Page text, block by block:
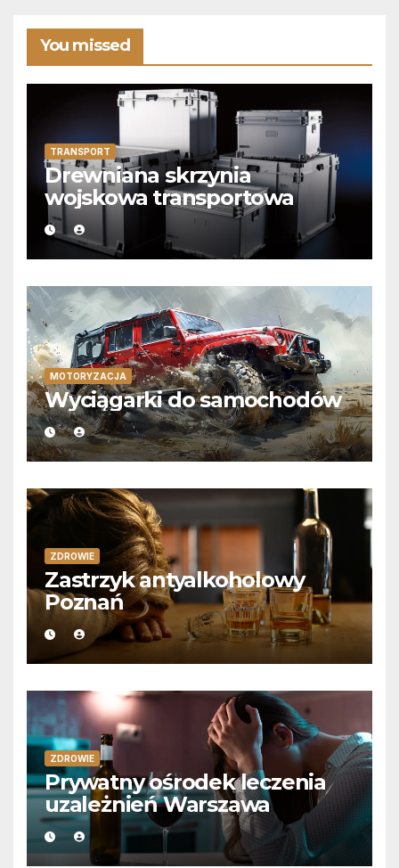
You missed
TRANSPORT
Drewniana skrzynia
wojskowa transportowa
MOTORYZACJA
Wyciągarki do samochodów
ZDROWIE
Zastrzyk antyalkoholowy
Poznań
ZDROWIE
Prywatny ośrodek leczenia
uzależnień Warszawa